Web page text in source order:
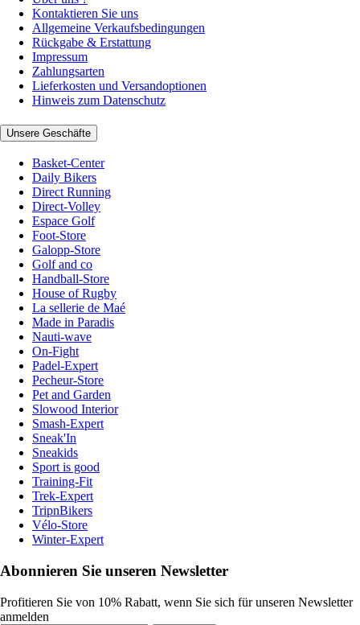
Kontaktieren Sie uns
Allgemeine Verkaufsbedingungen
Rückgabe & Erstattung
Impressum
Zahlungsarten
Lieferkosten und Versandoptionen
Hinweis zum Datenschutz
Unsere Geschäfte
Basket-Center
Daily Bikers
Direct Running
Direct-Volley
Espace Golf
Foot-Store
Galopp-Store
Golf and co
Handball-Store
House of Rugby
La sellerie de Maé
Made in Paradis
Nauti-wave
On-Fight
Padel-Expert
Pecheur-Store
Pet and Garden
Slowood Interior
Smash-Expert
Sneak'In
Sneakids
Sport is good
Training-Fit
Trek-Expert
TripnBikers
Vélo-Store
Winter-Expert
Abonnieren Sie unseren Newsletter
Profitieren Sie von 10% Rabatt, wenn Sie sich für unseren Newsletter
anmelden